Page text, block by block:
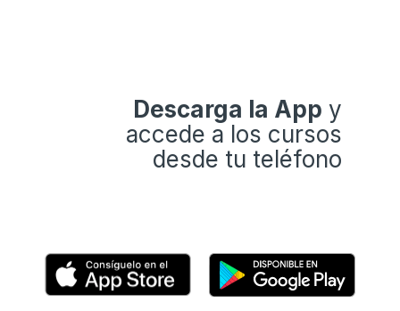
Descarga la App y
accede a los cursos
desde tu teléfono